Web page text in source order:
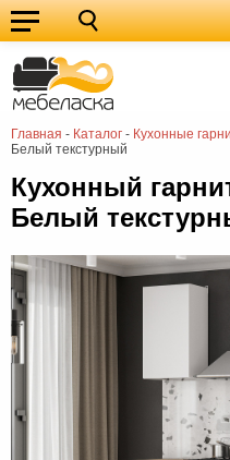
Главная - Каталог - Кухонные
Белый текстурный
Кухонные
гарнитуры
Мебель
для
кухни
Мебель
для
спальни
Кровати
Шкафы
Диваны
Мягкая
мебель
Детская
мебель
Мебель
гостиную
для
Столы
Кухонный
Белый